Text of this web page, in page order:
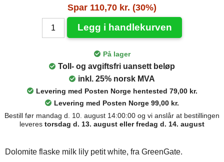
Spar 110,70 kr. (30%)
Legg i handlekurven
På lager
Toll- og avgiftsfri uansett beløp
inkl. 25% norsk MVA
Levering med Posten Norge hentested 79,00 kr.
Levering med Posten Norge 99,00 kr.
Bestill før mandag d. 10. august 14:00:00 og vi anslår at bestillingen
leveres torsdag d. 13. august eller fredag d. 14. august
Dolomite flaske milk lily petit white, fra GreenGate.